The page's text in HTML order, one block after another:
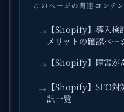
このページの関連コンテ
→ 【Shopify】導入検
メリットの確認ペー
→ 【Shopify】障害が
→ 【Shopify】SEO
訳一覧